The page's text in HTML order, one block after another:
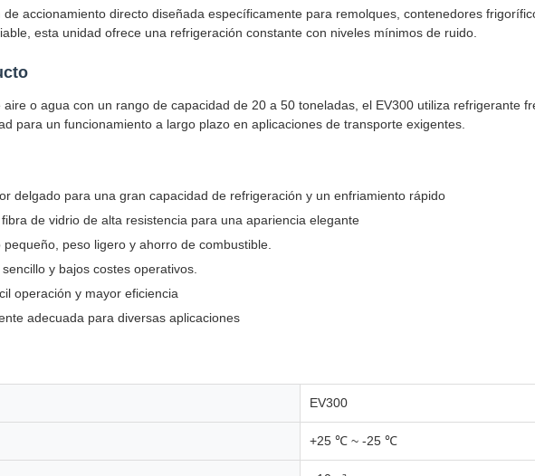
accionamiento directo diseñada específicamente para remolques, contenedores
esta unidad ofrece una refrigeración constante con niveles mínimos de ruido.
o agua con un rango de capacidad de 20 a 50 toneladas, el EV300 utiliza refrigerante
para un funcionamiento a largo plazo en aplicaciones de transporte exigentes.
delgado para una gran capacidad de refrigeración y un enfriamiento rápido
de vidrio de alta resistencia para una apariencia elegante
peso ligero y ahorro de combustible.
y bajos costes operativos.
operación y mayor eficiencia
adecuada para diversas aplicaciones
EV300
+25 ℃ ~ -25 ℃